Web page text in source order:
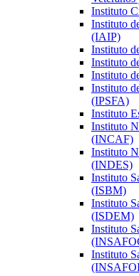
Instituto
Instituto
(IAIP)
Instituto
Instituto
Instituto
Instituto
(IPSFA)
Instituto
Instituto
(INCAF)
Instituto
(INDES)
Instituto
(ISBM)
Instituto
(ISDEM)
Instituto
Instituto